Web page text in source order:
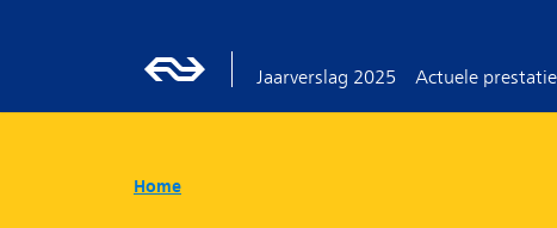
Jaarverslag 2025 Actuele
Home